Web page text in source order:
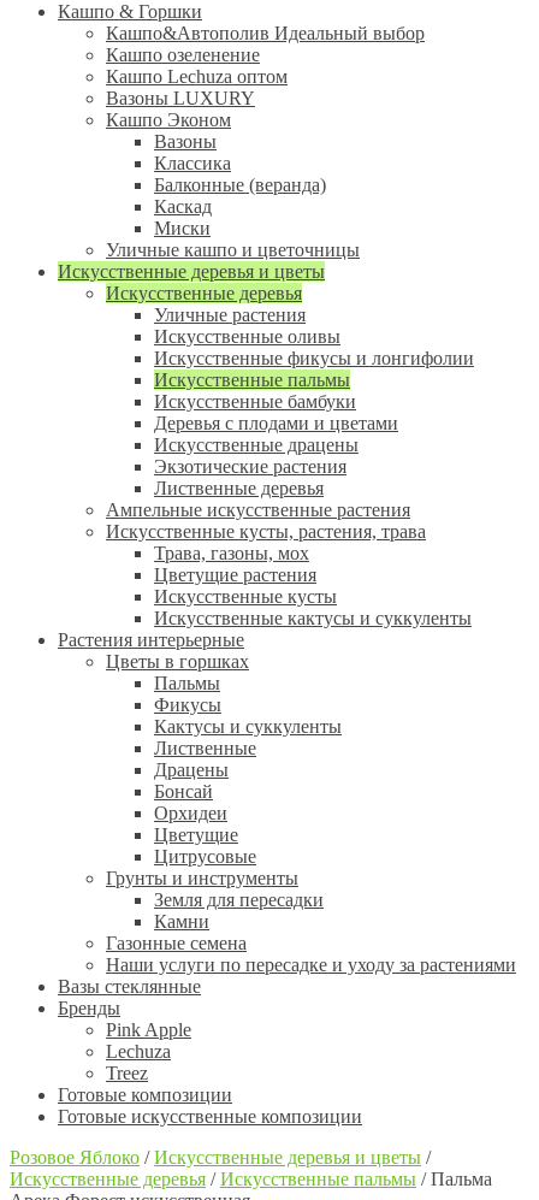
Кашпо & Горшки
Кашпо&Автополив Идеальный выбор
Кашпо озеленение
Кашпо Lechuza оптом
Вазоны LUXURY
Кашпо Эконом
Вазоны
Классика
Балконные (веранда)
Каскад
Миски
Уличные кашпо и цветочницы
Искусственные деревья и цветы
Искусственные деревья
Уличные растения
Искусственные оливы
Искусственные фикусы и лонгифолии
Искусственные пальмы
Искусственные бамбуки
Деревья с плодами и цветами
Искусственные драцены
Экзотические растения
Лиственные деревья
Ампельные искусственные растения
Искусственные кусты, растения, трава
Трава, газоны, мох
Цветущие растения
Искусственные кусты
Искусственные кактусы и суккуленты
Растения интерьерные
Цветы в горшках
Пальмы
Фикусы
Кактусы и суккуленты
Лиственные
Драцены
Бонсай
Орхидеи
Цветущие
Цитрусовые
Грунты и инструменты
Земля для пересадки
Камни
Газонные семена
Наши услуги по пересадке и уходу за растениями
Вазы стеклянные
Бренды
Pink Apple
Lechuza
Treez
Готовые композиции
Готовые искусственные композиции
Розовое Яблоко /Искусственные деревья и цветы /
Искусственные деревья /Искусственные пальмы /Пальма